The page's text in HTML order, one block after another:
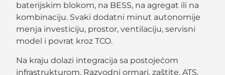
baterijskim blokom, na BESS, na agregat ili na
kombinaciju. Svaki dodatni minut autonomije
menja investiciju, prostor, ventilaciju, servisni
model i povrat kroz TCO.
Na kraju dolazi integracija sa postojećom
infrastrukturom. Razvodni ormari, zaštite, ATS,